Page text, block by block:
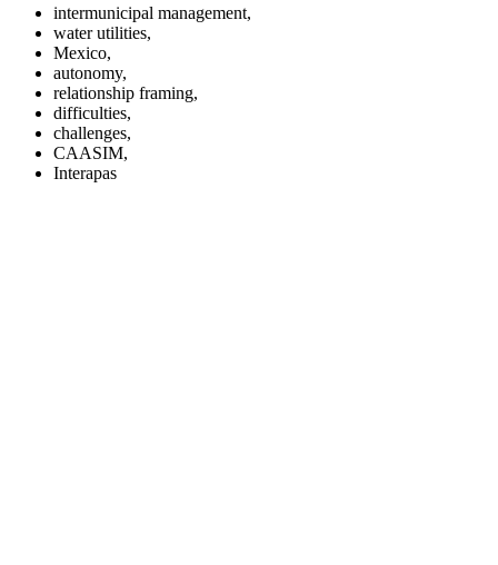
intermunicipal management,
water utilities,
Mexico,
autonomy,
relationship framing,
difficulties,
challenges,
CAASIM,
Interapas